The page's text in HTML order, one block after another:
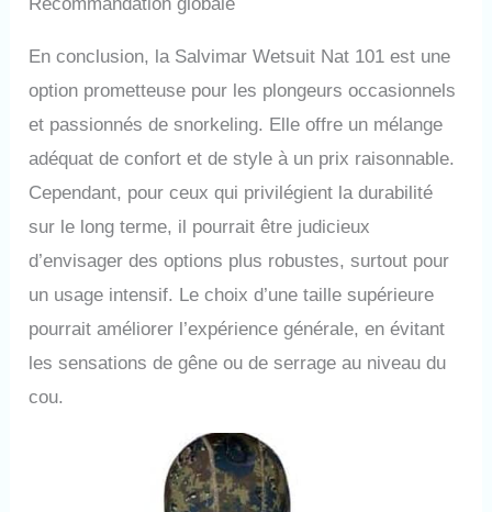
En conclusion, la Salvimar Wetsuit Nat 101 est une
option prometteuse pour les plongeurs occasionnels
et passionnés de snorkeling. Elle offre un mélange
adéquat de confort et de style à un prix raisonnable.
Cependant, pour ceux qui privilégient la durabilité
sur le long terme, il pourrait être judicieux
d’envisager des options plus robustes, surtout pour
un usage intensif. Le choix d’une taille supérieure
pourrait améliorer l’expérience générale, en évitant
les sensations de gêne ou de serrage au niveau du
cou.